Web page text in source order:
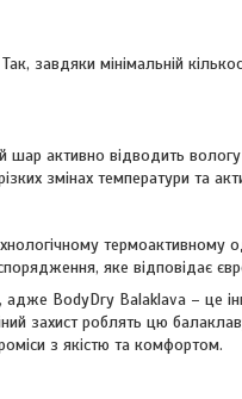
мінімальній
активно відводить
змінах температури та
термоактивному
яке відповідає
адже BodyDry Balaklava – це
захист роблять цю
з якістю та комфортом.